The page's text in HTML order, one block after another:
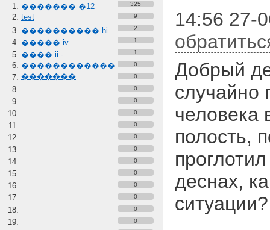
������� �12 325
test 9
���������� hi 2
����� iv 1
���� ii -
������������
�������
1
0
0
0
0
0
0
0
0
0
0
0
0
0
0
14:56 27-
Добрый
случайно
человека
полость,
деснах,